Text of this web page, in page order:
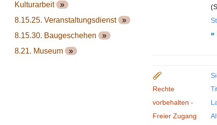
Kulturarbeit »
8.15.25. Veranstaltungsdienst »
8.15.30. Baugeschehen »
8.21. Museum »
»
Rechte
vorbehalten -
Freier Zugang